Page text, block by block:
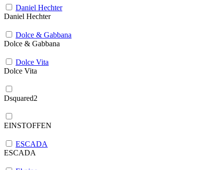
Daniel Hechter
Daniel Hechter
Dolce & Gabbana
Dolce & Gabbana
Dolce Vita
Dolce Vita
Dsquared2
EINSTOFFEN
ESCADA
ESCADA